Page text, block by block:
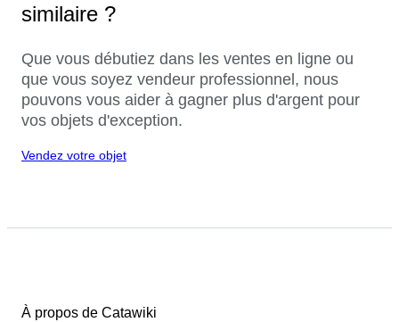
similaire ?
Que vous débutiez dans les ventes en ligne ou
que vous soyez vendeur professionnel, nous
pouvons vous aider à gagner plus d'argent pour
vos objets d'exception.
Vendez votre objet
À propos de Catawiki